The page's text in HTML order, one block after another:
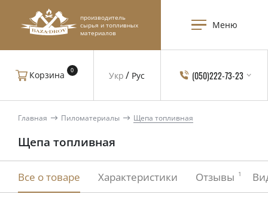
производитель
сырья и топливных
материалов
Меню
Укр Рус
Корзина 0 (050)222-73-23
Главная Пиломатериалы Щепа топливная
Щепа топливная
Все о товаре Характеристики Отзывы 1